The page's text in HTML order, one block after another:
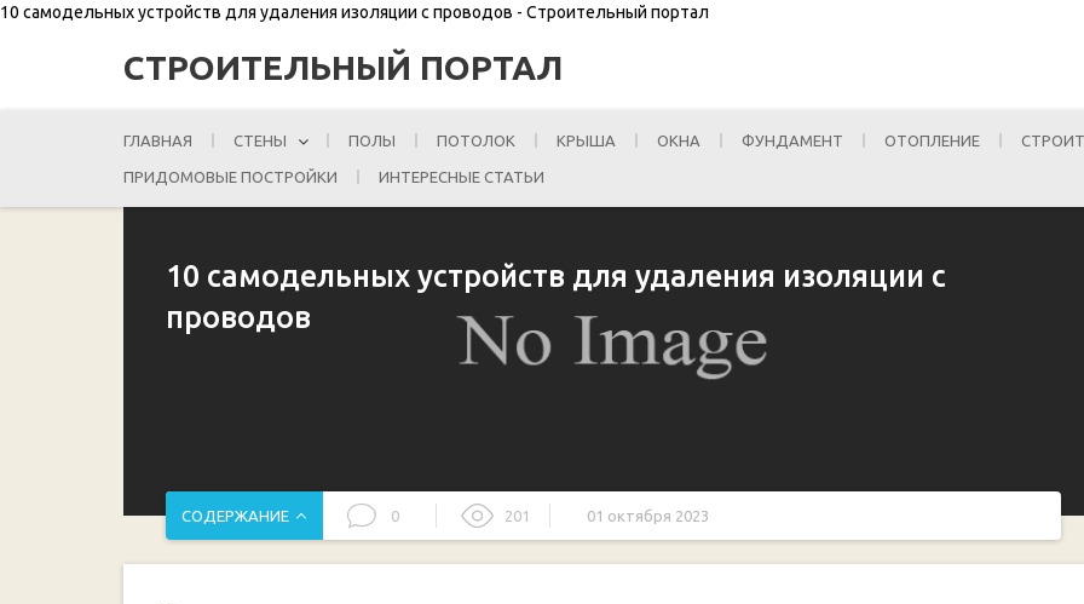
10 самодельных устройств для удаления изоляции с проводов - Строительный портал
СТРОИТЕЛЬНЫЙ ПОРТАЛ
ГЛАВНАЯ СТЕНЫ ПОЛЫ ПОТОЛОК КРЫША ОКНА ФУНДАМЕНТ ОТОПЛЕНИЕ
ПРИДОМОВЫЕ ПОСТРОЙКИ ИНТЕРЕСНЫЕ СТАТЬИ
10 самодельных устройств для удаления изоляции с
проводов
СОДЕРЖАНИЕ 0 201 01 октября 2023